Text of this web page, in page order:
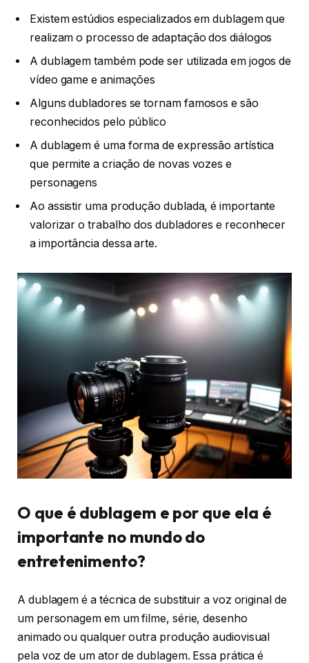
Existem estúdios especializados em dublagem que
realizam o processo de adaptação dos diálogos
A dublagem também pode ser utilizada em jogos de
vídeo game e animações
Alguns dubladores se tornam famosos e são
reconhecidos pelo público
A dublagem é uma forma de expressão artística
que permite a criação de novas vozes e
personagens
Ao assistir uma produção dublada, é importante
valorizar o trabalho dos dubladores e reconhecer
a importância dessa arte.
O que é dublagem e por que ela é
importante no mundo do
entretenimento?
A dublagem é a técnica de substituir a voz original de
um personagem em um filme, série, desenho
animado ou qualquer outra produção audiovisual
pela voz de um ator de dublagem. Essa prática é